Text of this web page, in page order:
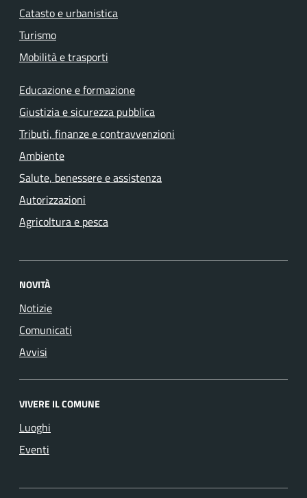
Catasto e urbanistica
Turismo
Mobilità e trasporti
Educazione e formazione
Giustizia e sicurezza pubblica
Tributi, finanze e contravvenzioni
Ambiente
Salute, benessere e assistenza
Autorizzazioni
Agricoltura e pesca
NOVITÀ
Notizie
Comunicati
Avvisi
VIVERE IL COMUNE
Luoghi
Eventi